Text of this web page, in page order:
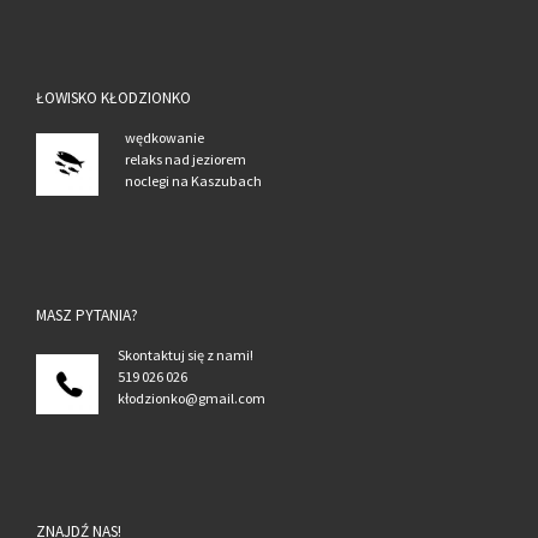
ŁOWISKO KŁODZIONKO
wędkowanie
relaks nad jeziorem
noclegi na Kaszubach
MASZ PYTANIA?
Skontaktuj się z nami!
519 026 026
kłodzionko@gmail.com
ZNAJDŹ NAS!